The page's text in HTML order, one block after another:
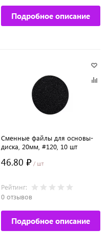
Подробное описание
Сменные файлы для основы-
диска, 20мм, #120, 10 шт
46.80 ₽ / шт
Рейтинг:
0 отзывов
Подробное описание